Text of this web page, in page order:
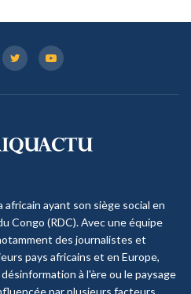
ayant son siège social en
Congo (RDC). Avec une équipe
des journalistes et
pays africains et en Europe,
à l'ère ou le paysage
par plusieurs facteurs,